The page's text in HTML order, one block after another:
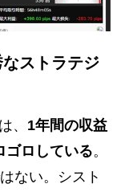
ストラテジ
、 1年間の収益
ゴロしている。
ない。シスト